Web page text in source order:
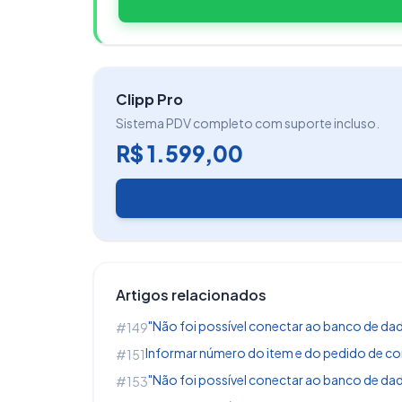
Clipp Pro
Sistema PDV completo com suporte incluso.
R$ 1.599,00
Artigos relacionados
#149"Não foi possível conectar ao banco de
#151Informar número do item e do pedido de
#153"Não foi possível conectar ao banco de